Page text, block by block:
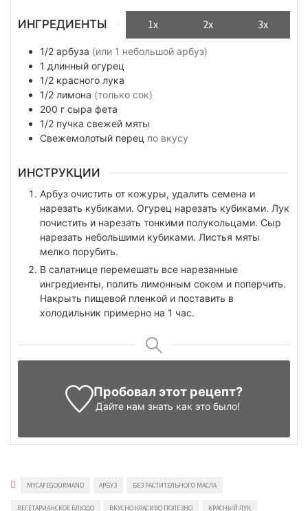
ИНГРЕДИЕНТЫ 1x 2x 3x
1/2 арбуза (или 1 небольшой арбуз)
1 длинный огурец
1/2 красного лука
1/2 лимона (только сок)
200 г сыра фета
1/2 пучка свежей мяты
Свежемолотый перец по вкусу
ИНСТРУКЦИИ
Арбуз очистить от кожуры, удалить семена и
нарезать кубиками. Огурец нарезать кубиками. Лук
почистить и нарезать тонкими полукольцами. Сыр
нарезать небольшими кубиками. Листья мяты
мелко порубить.
В салатнице перемешать все нарезанные
ингредиенты, полить лимонным соком и поперчить.
Накрыть пищевой пленкой и поставить в
холодильник примерно на 1 час.
Пробовал этот рецепт?
Дайте нам знать как это было!
MYCAFEGOURMAND АРБУЗ БЕЗ РАСТИТЕЛЬНОГО МАСЛА
ВЕГЕТАРИАНСКОЕ БЛЮДО ВКУСНО КРАСИВО ПОЛЕЗНО КРАСНЫЙ ЛУК